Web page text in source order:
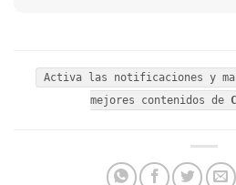
Activa las notificaciones y
mejores contenidos de